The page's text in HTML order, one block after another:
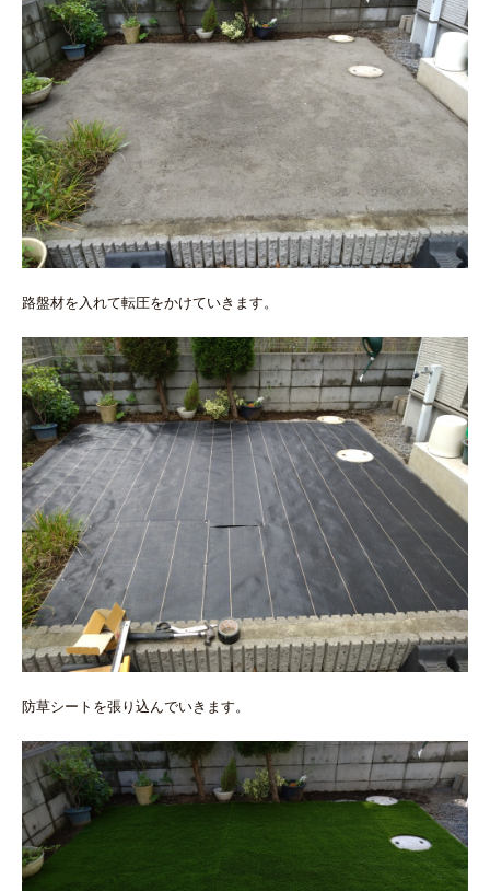
路盤材を入れて転圧をかけていきます。
防草シートを張り込んでいきます。